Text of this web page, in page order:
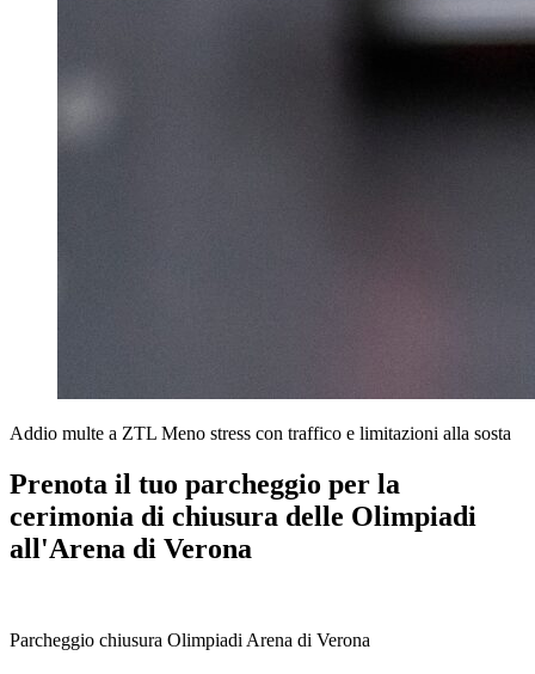
Addio multe a ZTL Meno stress con traffico e limitazioni alla sosta
Prenota il tuo parcheggio per la
cerimonia di chiusura delle Olimpiadi
all'Arena di Verona
Parcheggio chiusura Olimpiadi Arena di Verona